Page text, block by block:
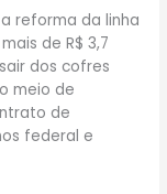
reforma da linha
de R$ 3,7
dos cofres
meio de
de
federal e